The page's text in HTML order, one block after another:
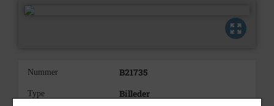
Nummer B21735
Type Billeder